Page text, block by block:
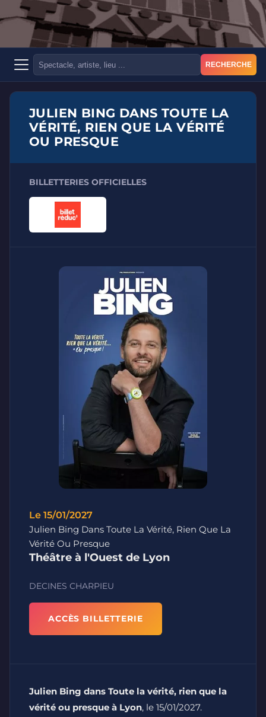
RECHERCHE
JULIEN BING DANS TOUTE LA
VÉRITÉ, RIEN QUE LA VÉRITÉ
OU PRESQUE
BILLETTERIES OFFICIELLES
Le 15/01/2027
Julien Bing Dans Toute La Vérité, Rien Que La
Vérité Ou Presque
Théâtre à l'Ouest de Lyon
DECINES CHARPIEU
ACCÈS BILLETTERIE
Julien Bing dans Toute la vérité, rien que la
vérité ou presque à Lyon, le 15/01/2027.